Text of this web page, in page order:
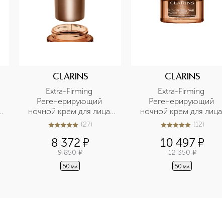
CLARINS
Extra-Firming
Регенерирующий
ночной крем для лица
для любого типа кожи
5из 527 (27)
8 372 ¤
9 850 ¤
50 мл
CLARINS
Extra-Firming
Регенерирующий
ночной крем для лица
для сухой кожи
4.9из512 (12)
10 497¤
12 350 ¤
50 мл